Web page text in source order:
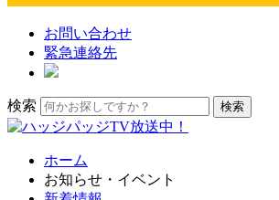
お問い合わせ
緊急連絡先
検索
ホーム
お知らせ・イベント